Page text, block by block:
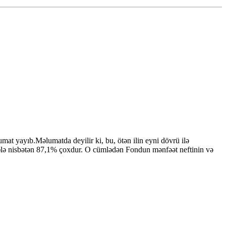
yayıb.Məlumatda deyilir ki, bu, ötən ilin eyni dövrü ilə
nisbətən 87,1% çoxdur. O cümlədən Fondun mənfəət neftinin və